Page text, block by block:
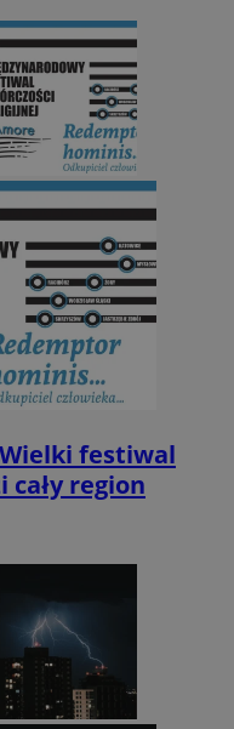
festiwal
cały region